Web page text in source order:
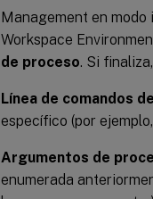
Management en modo
Workspace
de proceso. Si
Línea de comandos
específico (por
Argumentos de
enumerada